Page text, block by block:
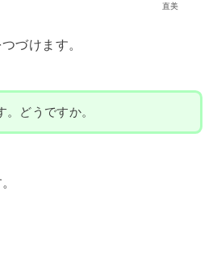
直美
づけます。
。どうですか。